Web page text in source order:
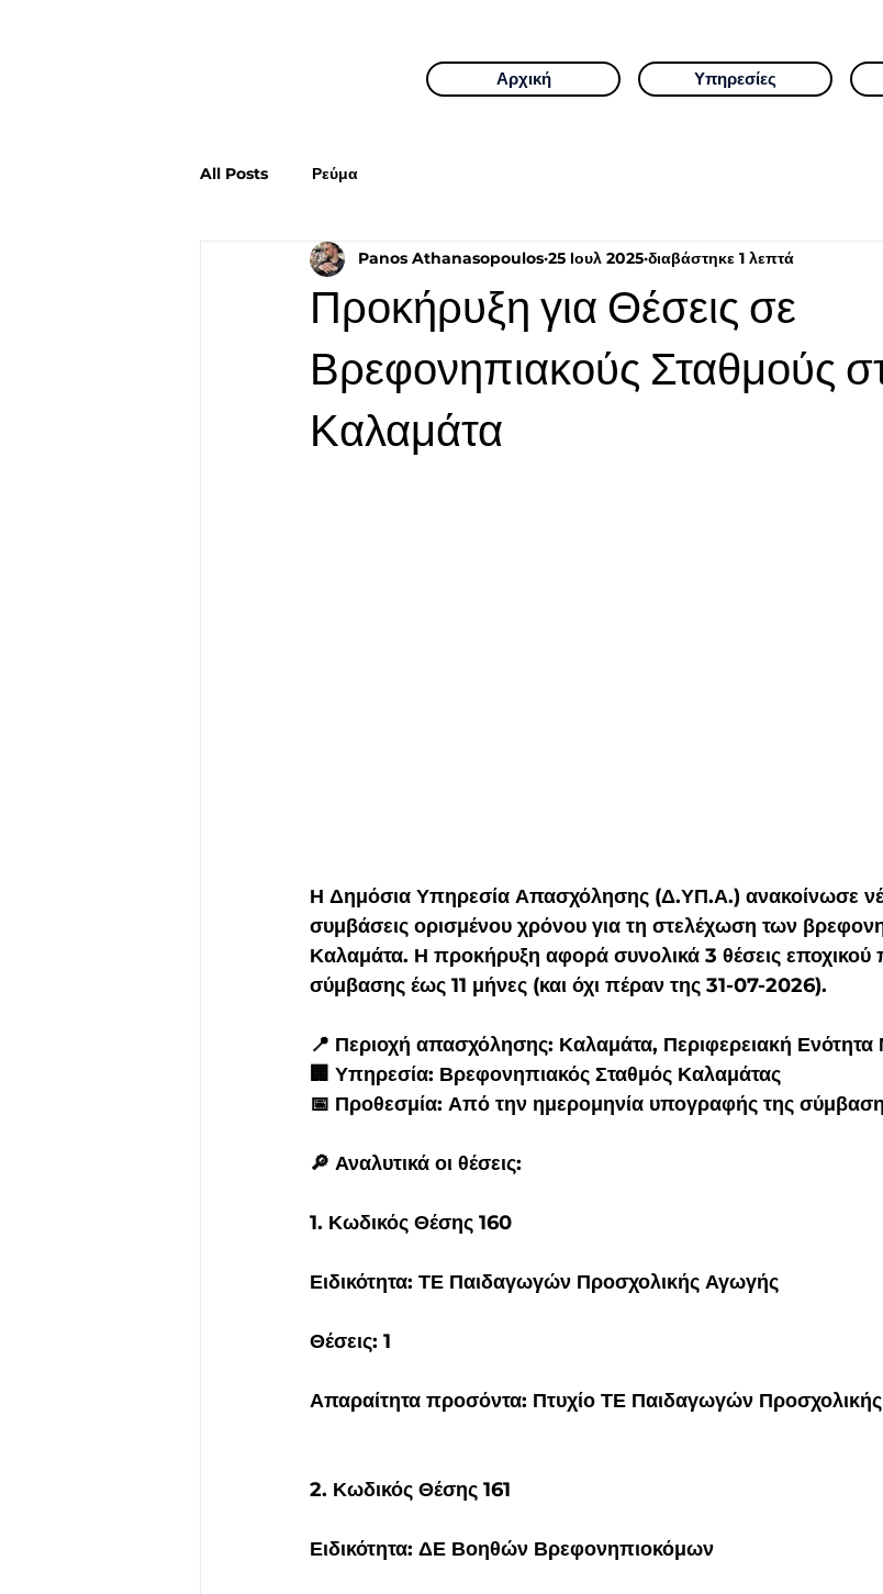
Αρχική Υπηρεσίες
All Posts Ρεύμα
Προκήρυξη για Θέσεις σε
Βρεφονηπιακούς Σταθμούς
Καλαμάτα
Panos Athanasopoulos 25 Ιουλ 2025 διαβάστηκε 1 λεπτά
Η Δημόσια Υπηρεσία Απασχόλησης (Δ.ΥΠ.Α.) ανακοίνωσε
συμβάσεις ορισμένου χρόνου για τη στελέχωση των
Καλαμάτα. Η προκήρυξη αφορά συνολικά 3 θέσεις εποχικού
σύμβασης έως 11 μήνες (και όχι πέραν της 31-07-2026).
📍 Περιοχή απασχόλησης: Καλαμάτα, Περιφερειακή Ενότητα
🏢 Υπηρεσία: Βρεφονηπιακός Σταθμός Καλαμάτας
📅 Προθεσμία: Από την ημερομηνία υπογραφής της
🔎 Αναλυτικά οι θέσεις:
1. Κωδικός Θέσης 160
Ειδικότητα: ΤΕ Παιδαγωγών Προσχολικής Αγωγής
Θέσεις: 1
Απαραίτητα προσόντα: Πτυχίο ΤΕ Παιδαγωγών
2. Κωδικός Θέσης 161
Ειδικότητα: ΔΕ Βοηθών Βρεφονηπιοκόμων